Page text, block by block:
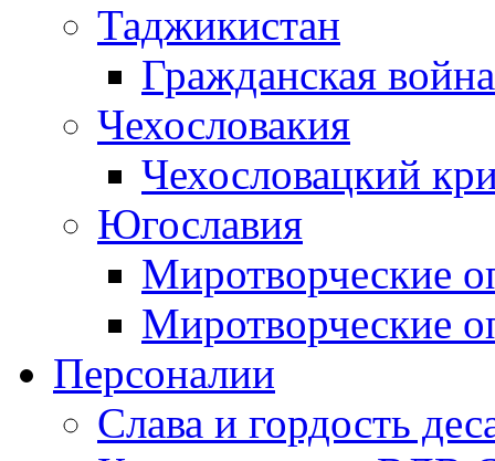
Таджикистан
Гражданская
Чехословакия
Чехословацкий
Югославия
Миротворческие
Миротворческие
Персоналии
Слава и гордость